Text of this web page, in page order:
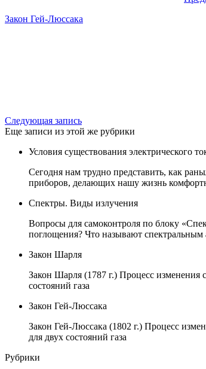
Закон Гей-Люссака
Следующая запись
Еще записи из этой же рубрики
Условия существования электрического
Сегодня нам трудно представить, как
приборов, делающих нашу жизнь
Спектры. Виды излучения
Вопросы для самоконтроля по блоку
поглощения? Что называют спектральным
Закон Шарля
Закон Шарля (1787 г.) Процесс изменения
состояний газа
Закон Гей-Люссака
Закон Гей-Люссака (1802 г.) Процесс
для двух состояний газа
Рубрики